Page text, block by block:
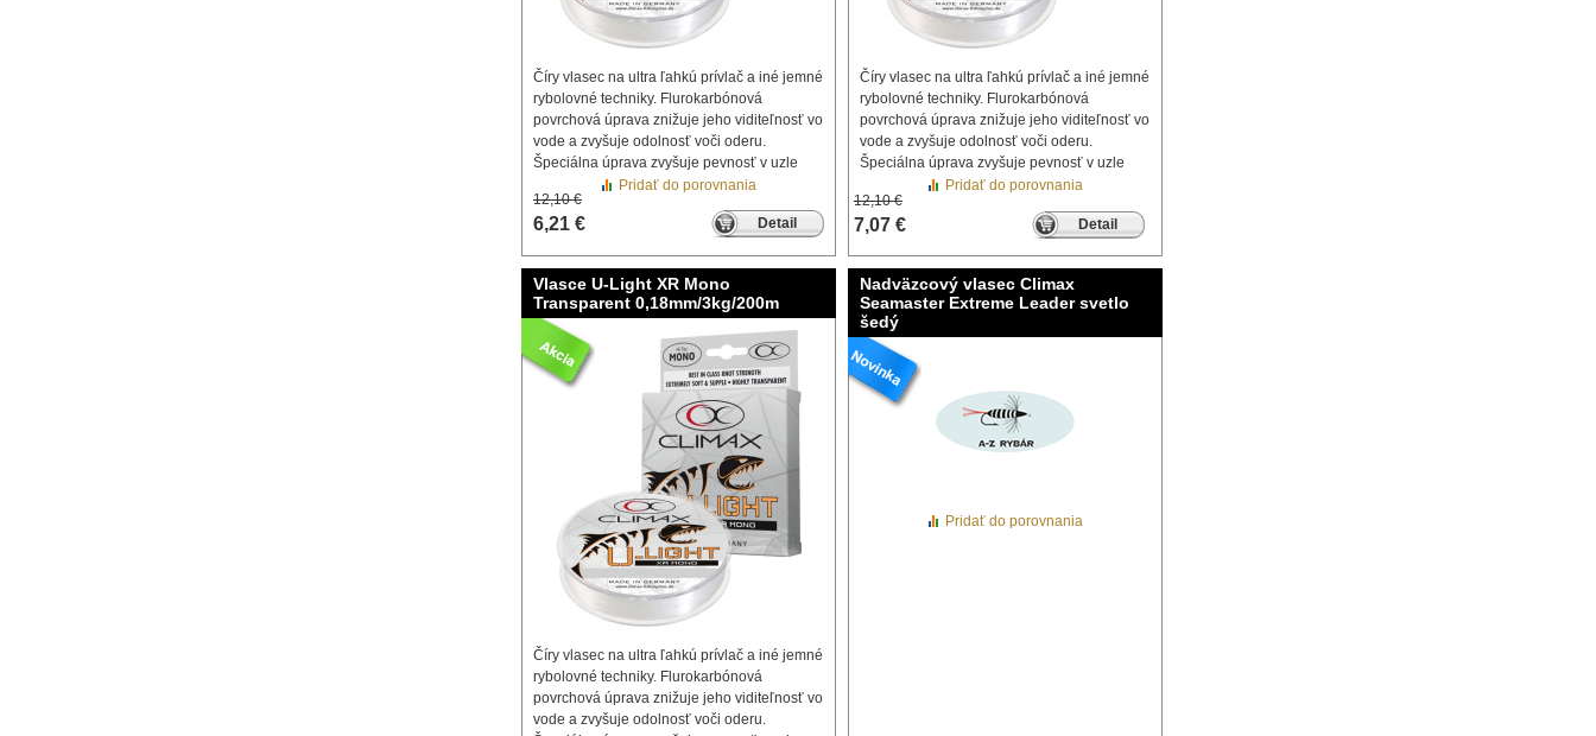
Číry vlasec na ultra ľahkú prívlač a iné jemné
rybolovné techniky. Flurokarbónová
povrchová úprava znižuje jeho viditeľnosť vo
vode a zvyšuje odolnosť voči oderu.
Špeciálna úprava zvyšuje pevnosť v uzle
12,10 €
6,21 € Detail
Pridať do porovnania
Číry vlasec na ultra ľahkú prívlač a iné jemné
rybolovné techniky. Flurokarbónová
povrchová úprava znižuje jeho viditeľnosť vo
vode a zvyšuje odolnosť voči oderu.
Špeciálna úprava zvyšuje pevnosť v uzle
12,10 €
7,07 € Detail
Pridať do porovnania
Vlasce U-Light XR Mono
Transparent 0,18mm/3kg/200m
Číry vlasec na ultra ľahkú prívlač a iné jemné
rybolovné techniky. Flurokarbónová
povrchová úprava znižuje jeho viditeľnosť vo
vode a zvyšuje odolnosť voči oderu.
Nadväzcový vlasec Climax
Seamaster Extreme Leader svetlo
šedý
Pridať do porovnania